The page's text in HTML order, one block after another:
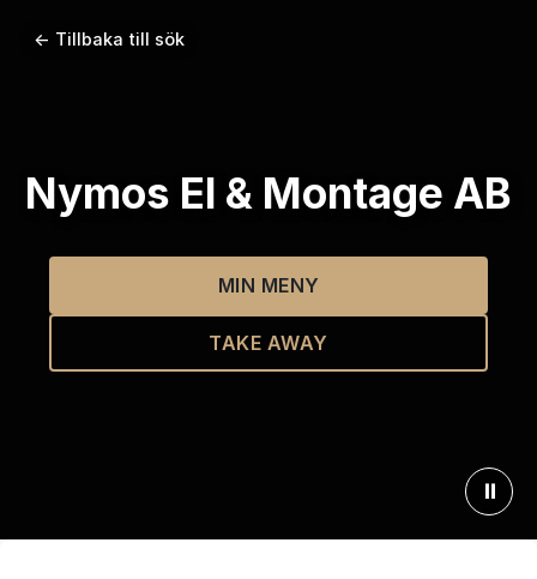
← Tillbaka till sök
Nymos El & Montage AB
MIN MENY
TAKE AWAY
⏸